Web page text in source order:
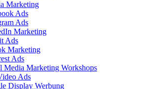
Marketing
Ads
Ads
Marketing
Ads
Marketing
Ads
Media Marketing Workshops
Ads
Display Werbung